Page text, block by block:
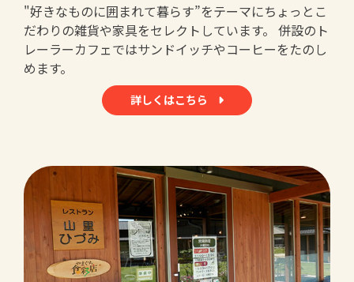
"好きなものに囲まれて暮らす”をテーマにちょっとこ
だわりの雑貨や家具をセレクトしています。 併設のト
レーラーカフェではサンドイッチやコーヒーをたのし
めます。
詳しくはこちら